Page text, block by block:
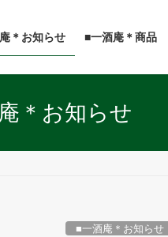
＊お知らせ ■一酒庵＊商品
＊お知らせ
■一酒庵＊お知らせ